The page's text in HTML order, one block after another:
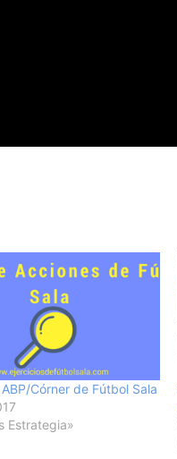
Córner de Fútbol Sala
Estrategia»